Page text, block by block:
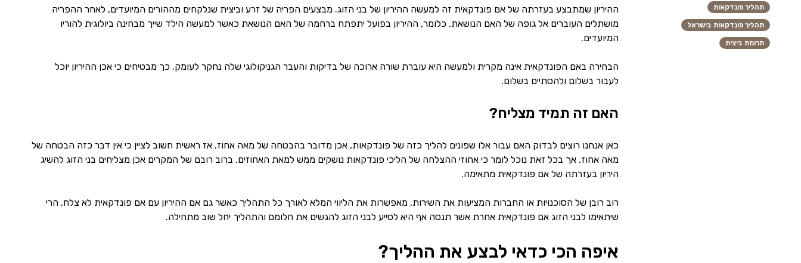
ההיריון שמתבצע בעזרתה של אם פונדקאית זה למעשה ההיריון של בני הזוג. מבצעים הפריה של זרע וביצית שנלקחים מההורים המיועדים, לאחר ההפריה
מושתלים העוברים אל גופה של האם הנושאת. כלומר, ההיריון בפועל יתפתח ברחמה של האם הנושאת כאשר למעשה הילד שייך מבחינה ביולוגית להוריו
המיועדים.
הבחירה באם הפונדקאית אינה מקרית ולמעשה היא עוברת שורה ארוכה של בדיקות והעבר הגניקולוגי שלה נחקר לעומק. כך מבטיחים כי אכן ההיריון יוכל
לעבור בשלום ולהסתיים בשלום.
האם זה תמיד מצליח?
כאן אנחנו רוצים לבדוק האם עבור אלו שפונים להליך כזה של פונדקאות, אכן מדובר בהבטחה של מאה אחוז. אז ראשית חשוב לציין כי אין דבר כזה הבטחה של
מאה אחוז. אך בכל זאת נוכל לומר כי אחוזי ההצלחה של הליכי פונדקאות נושקים ממש למאת האחוזים. ברוב רובם של המקרים אכן מצליחים בני הזוג להשיג
היריון בעזרתה של אם פונדקאית מתאימה.
רוב רובן של הסוכנויות או החברות המציעות את השירות, מאפשרות את הליווי המלא לאורך כל התהליך כאשר גם אם ההיריון עם אם פונדקאית לא צלח, הרי
שיתאימו לבני הזוג אם פונדקאית אחרת אשר תנסה אף היא לסייע לבני הזוג להגשים את חלומם והתהליך יחל שוב מתחילה.
איפה הכי כדאי לבצע את ההליך?
תהליך פונדקאות
תהליך פונדקאות בישראל
תרומת ביצית